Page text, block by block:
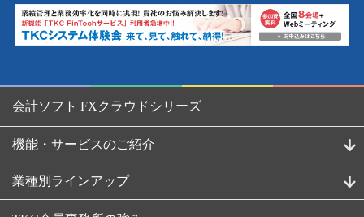
会計ソフト FXクラウドシリーズ
機能・サービスのご紹介
業種別ラインアップ